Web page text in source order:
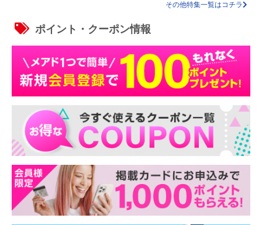
その他特集一覧はコチラ
ポイント・クーポン情報